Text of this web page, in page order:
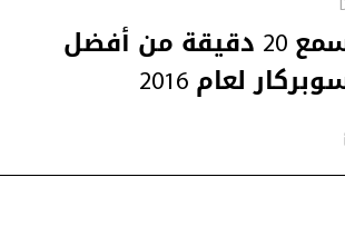
شاهد واسمع 20 دقيقة من أفضل
لعام 2016